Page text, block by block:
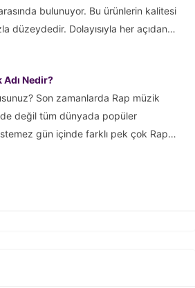
bulunuyor. Bu ürünlerin kalitesi
düzeydedir. Dolayısıyla her açıdan…
Nedir?
Son zamanlarda Rap müzik
değil tüm dünyada popüler
gün içinde farklı pek çok Rap…